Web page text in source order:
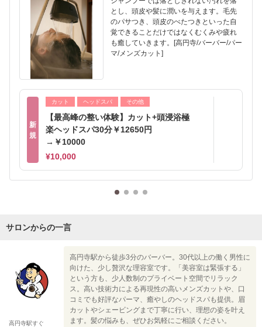
とし、頭皮や髪に潤いを与えます。毛先
のパサつき、頭皮のべたつきといった自
覚できることだけではなくむくみや疲れ
も癒していきます。[高円寺/バーバー/パー
マ/メンズカット]
新
規
カット ヘッドスパ その他
【最高峰の整い体験】カット+頭浸浴極
楽ヘッドスパ30分￥12650円
→￥10000
¥10,000
サロンからの一言
高円寺駅すぐ
高円寺駅から徒歩3分のバーバー。30代以上の働く男性に
向けた、少し贅沢な理容室です。「美容室は緊張する」
という方も、少人数制のプライベート空間でリラック
ス。高い技術力による再現性の高いメンズカットや、口
コミでも好評なパーマ、癒やしのヘッドスパも提供。眉
カットやシェービングまで丁寧に行い、理想の姿を叶え
ます。髪の悩みも、ぜひお気軽にご相談ください。